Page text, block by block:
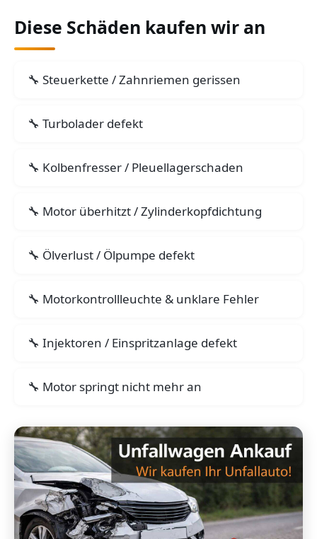
Diese Schäden kaufen wir an
Steuerkette / Zahnriemen gerissen
Turbolader defekt
Kolbenfresser / Pleuellagerschaden
Motor überhitzt / Zylinderkopfdichtung
Ölverlust / Ölpumpe defekt
Motorkontrollleuchte & unklare Fehler
Injektoren / Einspritzanlage defekt
Motor springt nicht mehr an